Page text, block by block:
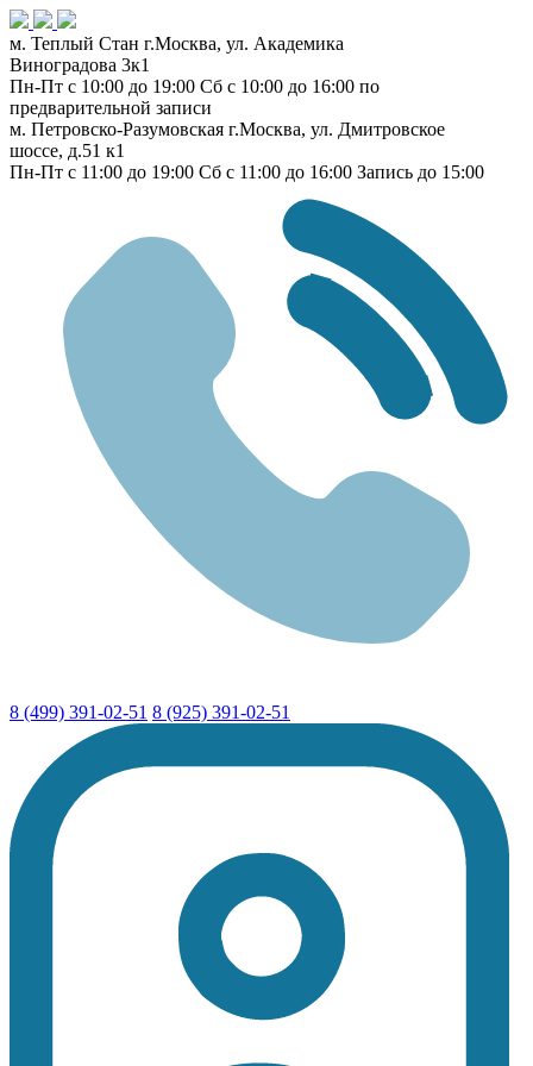
м. Теплый Стан г.Москва, ул. Академика
Виноградова 3к1
Пн-Пт с 10:00 до 19:00 Сб с 10:00 до 16:00 по
предварительной записи
м. Петровско-Разумовская г.Москва, ул. Дмитровское
шоссе, д.51 к1
Пн-Пт с 11:00 до 19:00 Сб с 11:00 до 16:00 Запись до 15:00
8 (499) 391-02-51 8 (925) 391-02-51